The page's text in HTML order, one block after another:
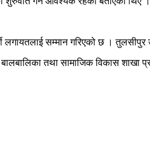
लगायतलाई सम्मान गरिएको छ ।
तथा सामाजिक विकास शाखा